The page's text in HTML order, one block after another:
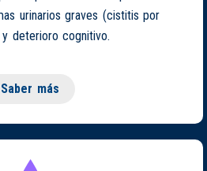
urinarios graves (cistitis por
y deterioro cognitivo.
Saber más